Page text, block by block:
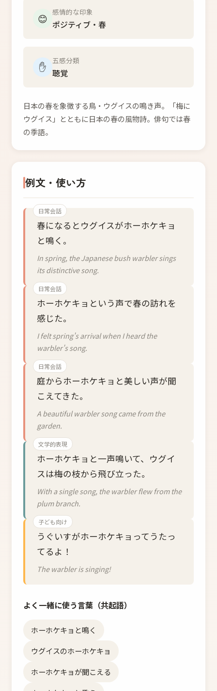
😊 感情的な印象
ポジティブ・春
✋ 五感分類
聴覚
日本の春を象徴する鳥・ウグイスの鳴き声。「梅に
ウグイス」とともに日本の春の風物詩。俳句では春
の季語。
例文・使い方
日常会話
春になるとウグイスがホーホケキョ
と鳴く。
In spring, the Japanese bush warbler sings
its distinctive song.
日常会話
ホーホケキョという声で春の訪れを
感じた。
I felt spring's arrival when I heard the
warbler's song.
日常会話
庭からホーホケキョと美しい声が聞
こえてきた。
A beautiful warbler song came from the
garden.
文学的表現
ホーホケキョと一声鳴いて、ウグイ
スは梅の枝から飛び立った。
With a single song, the warbler flew from the
plum branch.
子ども向け
うぐいすがホーホケキョってうたっ
てるよ！
The warbler is singing!
よく一緒に使う言葉（共起語）
ホーホケキョと鳴く
ウグイスのホーホケキョ
ホーホケキョが聞こえる